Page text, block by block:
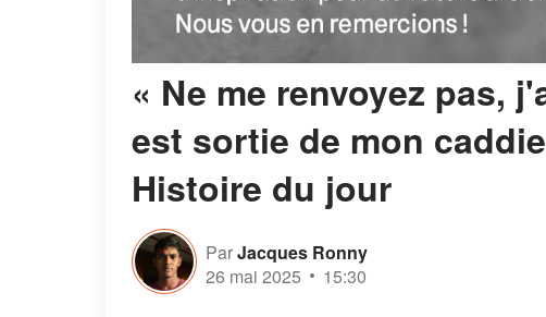
« Ne me renvoyez pas,
est sortie de mon
Histoire du jour
ParJacques Ronny
26 mai 2025
15:30